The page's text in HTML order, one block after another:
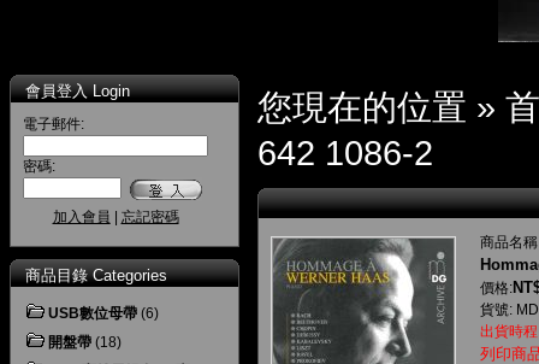
會員登入 Login
電子郵件:
密碼:
加入會員 忘記密碼
商品目錄 Categories
USB數位母帶 (6)
開盤帶 (18)
您現在的位置 »
642 1086-2
商品名
價格:
貨號:
出貨時
列印商